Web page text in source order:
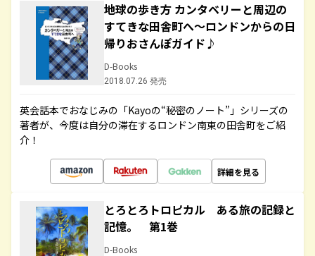
地球の歩き方 カンタベリーと周辺の
すてきな田舎町へ～ロンドンからの日
帰りおさんぽガイド♪
D-Books
2018.07.26 発売
英会話本でおなじみの「Kayoの“秘密のノート”」シリーズの
著者が、今度は自分の滞在するロンドン南東の田舎町をご紹
介！
詳細を見る
とろとろトロピカル ある旅の記録と
記憶。 第1巻
D-Books